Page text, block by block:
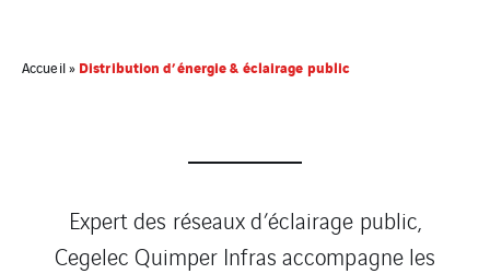
Accueil» Distribution d’énergie & éclairage public
Expert des réseaux d’éclairage public,
Cegelec Quimper Infras accompagne les